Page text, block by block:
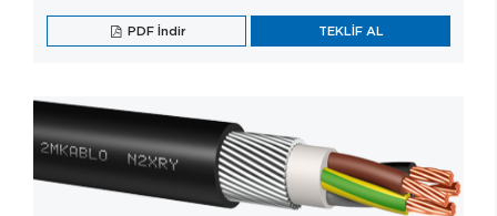
PDF İndir TEKLİF AL